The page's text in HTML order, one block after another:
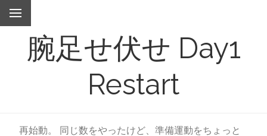
腕足せ伏せ Day1
Restart
再始動。 同じ数をやったけど、準備運動をちょっと